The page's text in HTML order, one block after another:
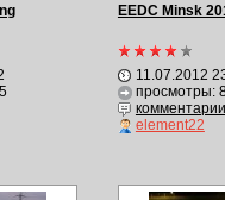
EEDC Minsk
11.07.2012
просмотры:
element22